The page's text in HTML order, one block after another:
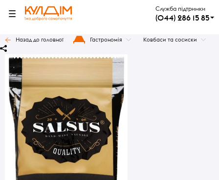
Служба підтримки
(044) 286 15 85
Назад до головної Гастрономія Ковбаси та сосиски